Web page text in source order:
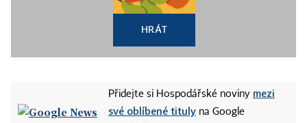
HRÁT
Přidejte si Hospodářské noviny mezi
své oblíbené tituly na Google